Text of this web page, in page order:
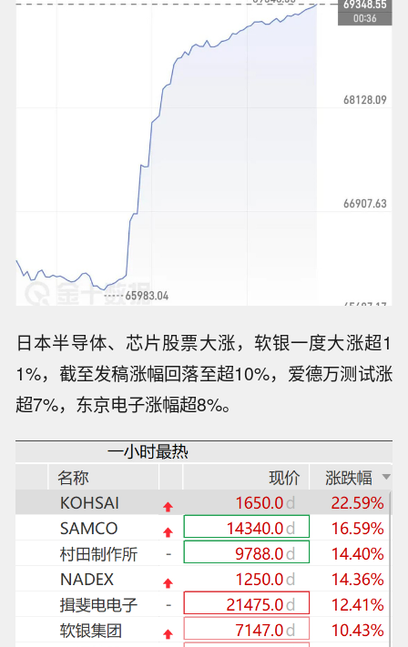
日本半导体、芯片股票大涨，软银一度大涨超1
1%，截至发稿涨幅回落至超10%，爱德万测试涨
超7%，东京电子涨幅超8%。